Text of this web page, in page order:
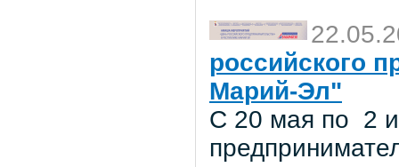
российского
Марий-Эл"
С 20 мая по 2